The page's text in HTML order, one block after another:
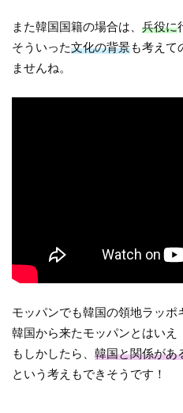
また韓国国籍の場合は、兵役に
そういった文化の背景も考えて
ませんね。
モッパンでも韓国の領地ラッポ
韓国から来たモッパンとはいえ
もしかしたら、韓国と関係があ
という考えもできそうです！